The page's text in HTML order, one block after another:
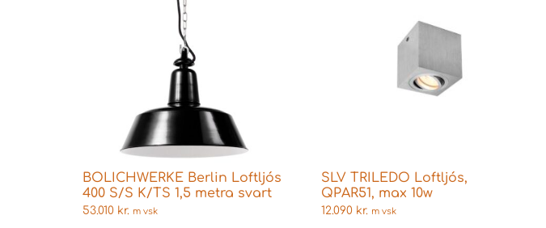
BOLICHWERKE Berlin Loftljós
400 S/S K/TS 1,5 metra svart
53.010 kr. m vsk
SLV TRILEDO Loftljós,
QPAR51, max 10w
12.090 kr. m vsk